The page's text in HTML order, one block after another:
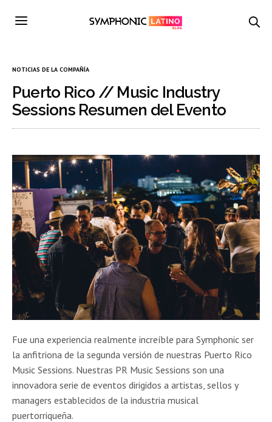
NOTICIAS DE LA COMPAÑÍA
Puerto Rico // Music Industry
Sessions Resumen del Evento
Fue una experiencia realmente increíble para Symphonic ser
la anfitriona de la segunda versión de nuestras Puerto Rico
Music Sessions. Nuestras PR Music Sessions son una
innovadora serie de eventos dirigidos a artistas, sellos y
managers establecidos de la industria musical
puertorriqueña.